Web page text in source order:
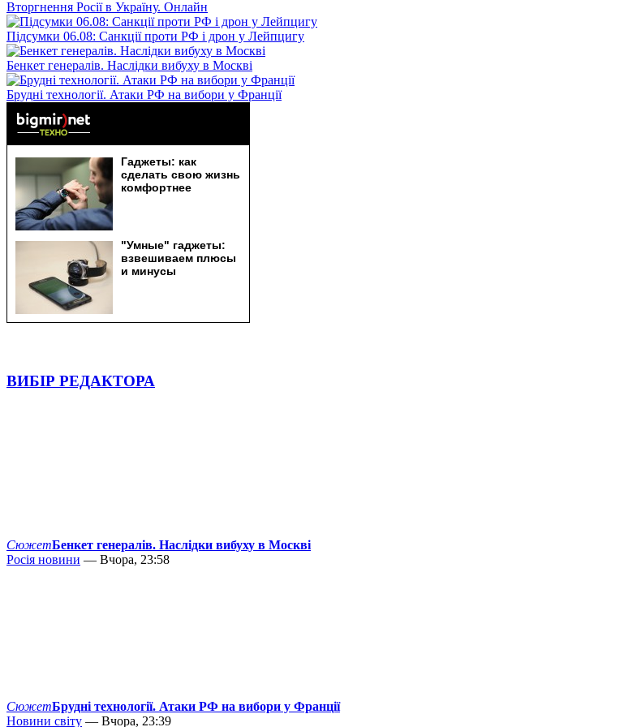
Вторгнення Росії в Україну. Онлайн
Підсумки 06.08: Санкції проти РФ і дрон у Лейпцигу
Бенкет генералів. Наслідки вибуху в Москві
Брудні технології. Атаки РФ на вибори у Франції
ВИБІР РЕДАКТОРА
СюжетБенкет генералів. Наслідки вибуху в Москві
Росія новини — Вчора, 23:58
СюжетБрудні технології. Атаки РФ на вибори у Франції
Новини світу — Вчора, 23:39